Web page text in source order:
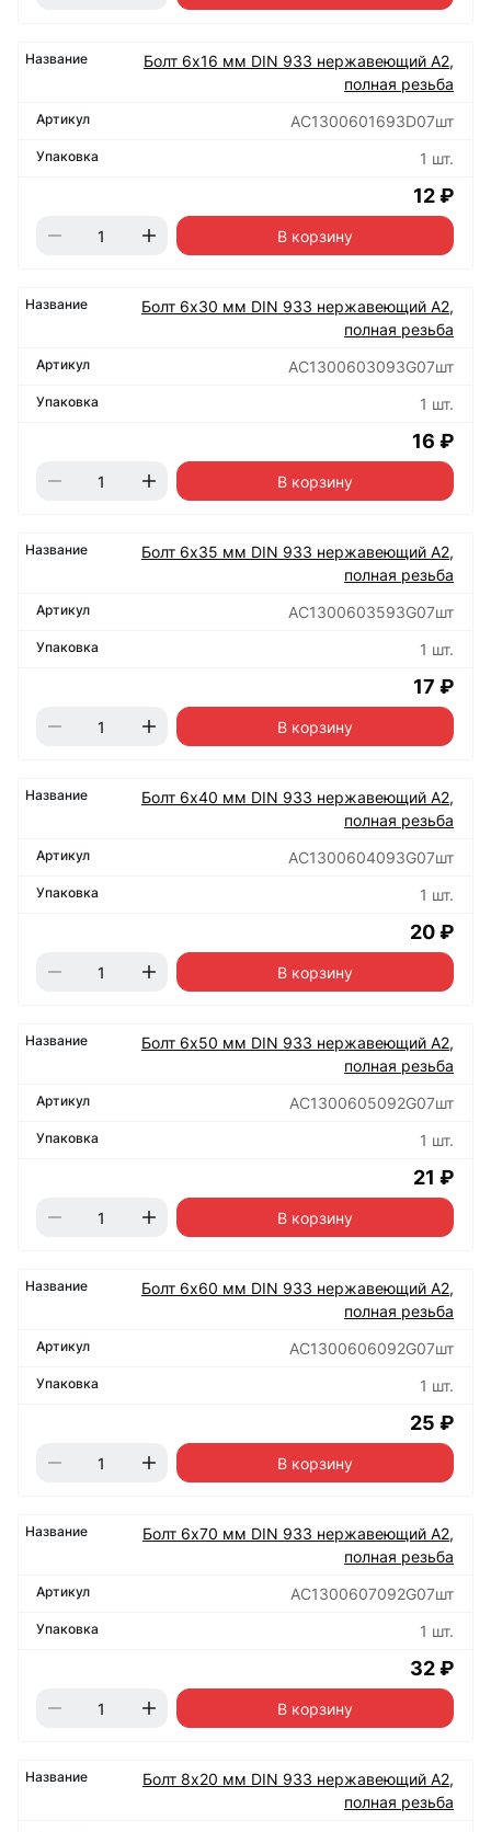
Болт 6х16 мм DIN 933 нержавеющий А2,
полная резьба
АС1300601693D07шт
1 шт.
12 ₽
В корзину
Болт 6х30 мм DIN 933 нержавеющий А2,
полная резьба
АС1300603093G07шт
1 шт.
16 ₽
В корзину
Болт 6х35 мм DIN 933 нержавеющий А2,
полная резьба
АС1300603593G07шт
1 шт.
17 ₽
В корзину
Болт 6х40 мм DIN 933 нержавеющий А2,
полная резьба
АС1300604093G07шт
1 шт.
20 ₽
В корзину
Болт 6х50 мм DIN 933 нержавеющий А2,
полная резьба
АС1300605092G07шт
1 шт.
21 ₽
В корзину
Болт 6х60 мм DIN 933 нержавеющий А2,
полная резьба
АС1300606092G07шт
1 шт.
25 ₽
В корзину
Болт 6х70 мм DIN 933 нержавеющий А2,
полная резьба
АС1300607092G07шт
1 шт.
32 ₽
В корзину
Болт 8х20 мм DIN 933 нержавеющий А2,
полная резьба